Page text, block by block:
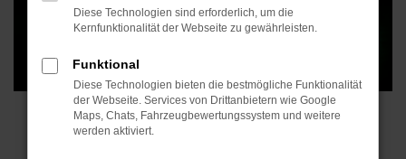
Diese Technologien sind erforderlich, um die
Kernfunktionalität der Webseite zu gewährleisten.
Funktional
Diese Technologien bieten die bestmögliche Funktionalität
der Webseite. Services von Drittanbietern wie Google
Maps, Chats, Fahrzeugbewertungssystem und weitere
werden aktiviert.